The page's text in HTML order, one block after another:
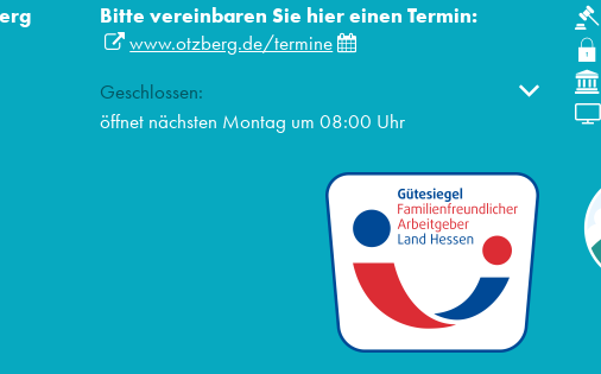
Bitte vereinbaren Sie hier einen Termin:
www.otzberg.de/termine
Klicken, um weitere Öffnungs- oder Schließzeiten auszublenden
Geschlossen:
öffnet nächsten Montag um 08:00 Uhr